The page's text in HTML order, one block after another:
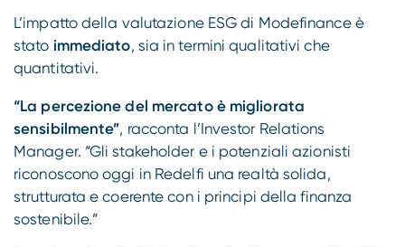
L’impatto della valutazione ESG di Modefinance è
stato immediato, sia in termini qualitativi che
quantitativi.
“La percezione del mercato è migliorata
sensibilmente”, racconta l’Investor Relations
Manager. “Gli stakeholder e i potenziali azionisti
riconoscono oggi in Redelfi una realtà solida,
strutturata e coerente con i principi della finanza
sostenibile.”